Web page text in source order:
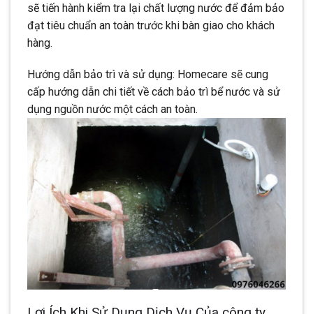
sẽ tiến hành kiểm tra lại chất lượng nước để đảm bảo
đạt tiêu chuẩn an toàn trước khi bàn giao cho khách
hàng.
Hướng dẫn bảo trì và sử dụng: Homecare sẽ cung
cấp hướng dẫn chi tiết về cách bảo trì bể nước và sử
dụng nguồn nước một cách an toàn.